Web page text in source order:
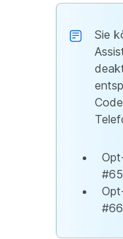
Sie
#65
#66